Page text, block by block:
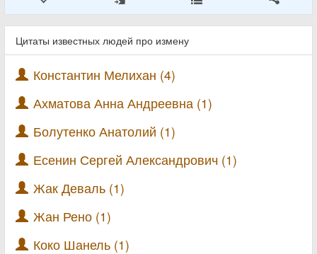
Цитаты известных людей про измену
Константин Мелихан (4)
Ахматова Анна Андреевна (1)
Болутенко Анатолий (1)
Есенин Сергей Александрович (1)
Жак Деваль (1)
Жан Рено (1)
Коко Шанель (1)